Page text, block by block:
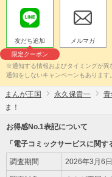
友だち追加
限定クーポン
メルマガ
※通知する情報およびタイミングが
通知をしないキャンペーンもあります
まんが王国 永久保貴一
ま！
お得感No.1表記について
「電子コミックサービスに関す
調査期間 2026年3月6